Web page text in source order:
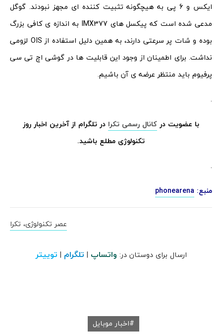
ایکس و 6 پی به هیچگونه تثبیت کننده ای مجهز نبودند. گوگل
مدعی شده است که پیکسل های IMX377 به اندازه ی کافی بزرگ
بوده و شات پر سرعتی دارند، به همین دلیل استفاده از OIS لزومی
نداشت. برای اطمینان از وجود این قابلیت ها در گوشی اچ تی سی
پرفیوم باید منتظر عرضه ی آن باشیم.
.
با عضویت در کانال رسمی تکرا در تلگرام از آخرین اخبار روز
تکنولوژی مطلع باشید.
.
منبع: phonearena
عصر تکنولوژی، تکرا
ارسال برای دوستان در: واتساپ | تلگرام | توییتر
اخبار موبایل